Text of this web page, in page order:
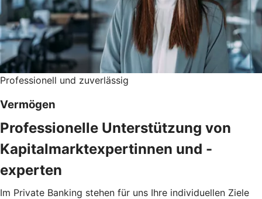
Professionell und zuverlässig
Vermögen
Professionelle Unterstützung von
Kapitalmarktexpertinnen und -
experten
Im Private Banking stehen für uns Ihre individuellen Ziele